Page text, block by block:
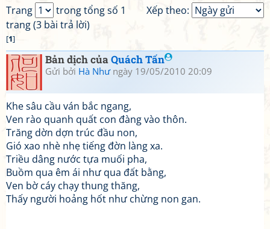
Xếp theo:
Trang
trong tổng số 1
trang (3 bài trả lời)
[1]
Bản dịch củaQuách Tấn
Gửi bởi Hà Nhưngày 19/05/2010 20:09
Khe sâu cầu ván bắc ngang,
Ven rào quanh quất con đàng vào thôn.
Trăng dờn dợn trúc đầu non,
Gió xao nhè nhẹ tiếng đờn làng xa.
Triều dâng nước tựa muối pha,
Buồm qua êm ái như qua đất bằng,
Ven bờ cáy chạy thung thăng,
Thấy người hoảng hốt như chừng non gan.